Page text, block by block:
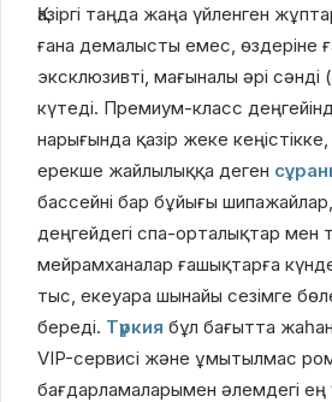
Қазіргі таңда жаңа үйленген
ғана демалысты емес, өздеріне
эксклюзивті, мағыналы әрі
күтеді. Премиум-класс
нарығында қазір жеке
ерекше жайлылыққа деген
бассейні бар бұйығы
деңгейдегі спа-орталықтар мен
мейрамханалар ғашықтарға
тыс, екеуара шынайы сезімге
береді. Түркия бұл бағытта
VIP-сервисі және ұмытылмас
бағдарламаларымен әлемдегі ең